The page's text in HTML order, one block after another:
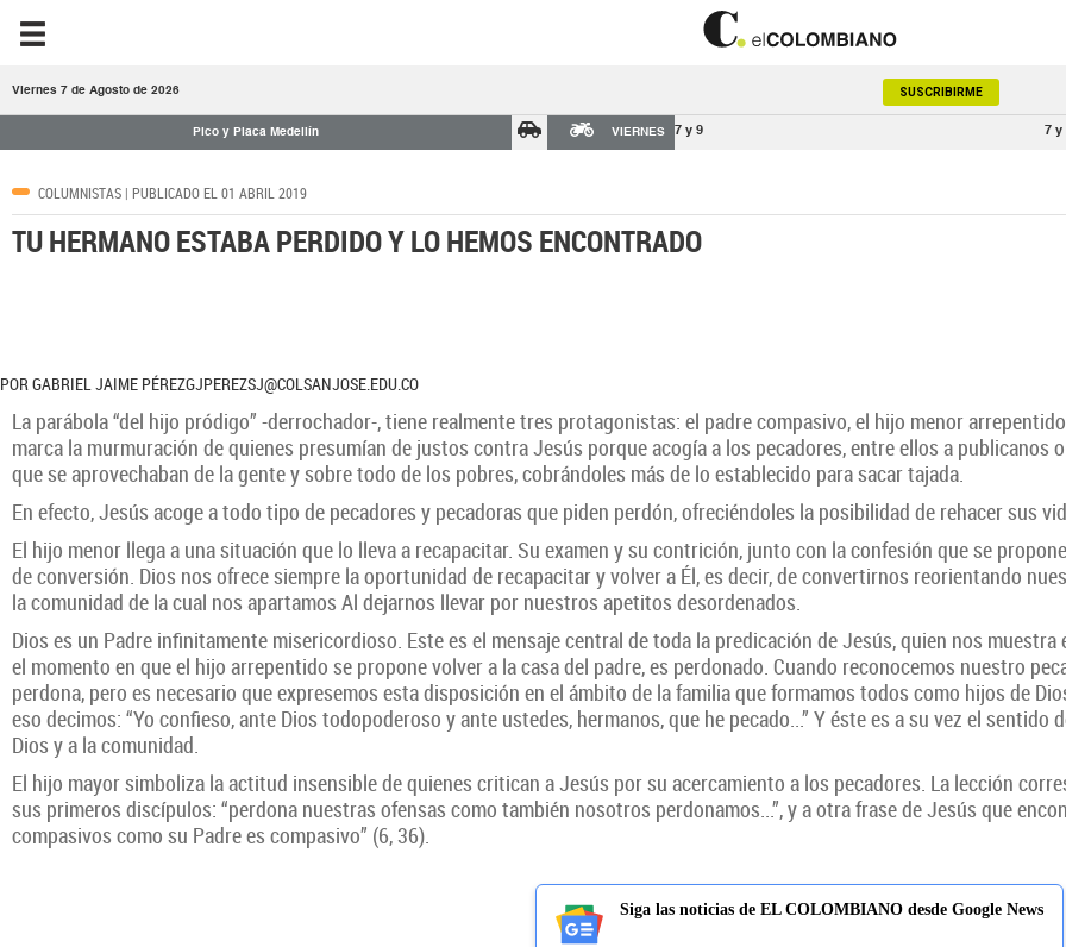
Viernes 7 de Agosto de 2026 SUSCRIBIRME
Pico y Placa Medellín VIERNES 7 y 9 7 y
COLUMNISTAS | PUBLICADO EL 01 ABRIL 2019
TU HERMANO ESTABA PERDIDO Y LO HEMOS ENCONTRADO
POR GABRIEL JAIME PÉREZGJPEREZSJ@COLSANJOSE.EDU.CO
La parábola “del hijo pródigo” -derrochador-, tiene realmente tres protagonistas: el padre compasivo, el hijo menor
marca la murmuración de quienes presumían de justos contra Jesús porque acogía a los pecadores, entre ellos a
que se aprovechaban de la gente y sobre todo de los pobres, cobrándoles más de lo establecido para sacar tajada.
En efecto, Jesús acoge a todo tipo de pecadores y pecadoras que piden perdón, ofreciéndoles la posibilidad de rehacer sus
El hijo menor llega a una situación que lo lleva a recapacitar. Su examen y su contrición, junto con la confesión que se
de conversión. Dios nos ofrece siempre la oportunidad de recapacitar y volver a Él, es decir, de convertirnos reorientando
la comunidad de la cual nos apartamos Al dejarnos llevar por nuestros apetitos desordenados.
Dios es un Padre infinitamente misericordioso. Este es el mensaje central de toda la predicación de Jesús, quien nos
el momento en que el hijo arrepentido se propone volver a la casa del padre, es perdonado. Cuando reconocemos nuestro
perdona, pero es necesario que expresemos esta disposición en el ámbito de la familia que formamos todos como hijos de
eso decimos: “Yo confieso, ante Dios todopoderoso y ante ustedes, hermanos, que he pecado...” Y éste es a su vez el
Dios y a la comunidad.
El hijo mayor simboliza la actitud insensible de quienes critican a Jesús por su acercamiento a los pecadores. La lección
sus primeros discípulos: “perdona nuestras ofensas como también nosotros perdonamos...”, y a otra frase de Jesús que
compasivos como su Padre es compasivo” (6, 36).
Siga las noticias de EL COLOMBIANO desde Google News